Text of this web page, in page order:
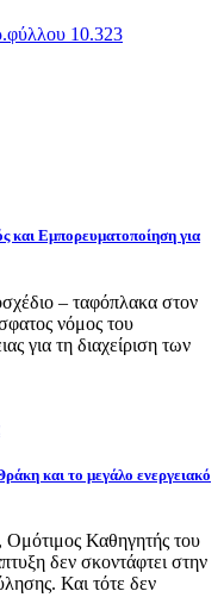
10.323
και Εμπορευματοποίηση για
– ταφόπλακα στον
νόμος του
για τη διαχείριση των
και το μεγάλο ενεργειακό
Καθηγητής του
δεν σκοντάφτει στην
Και τότε δεν